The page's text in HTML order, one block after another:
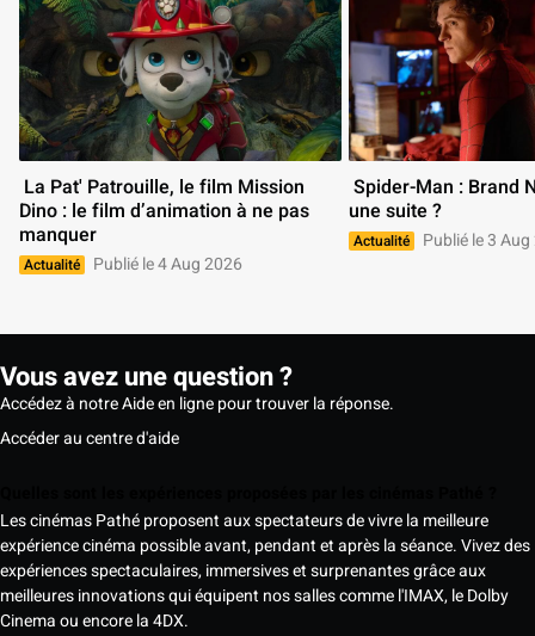
Dino : le film d’animation à ne pas
manquer
Actualité Publié le 4 Aug 2026
une suite ?
Actualité Publié le 3
Vous avez une question ?
Accédez à notre Aide en ligne pour trouver la réponse.
Accéder au centre d'aide
Les cinémas Pathé proposent aux spectateurs de vivre la meilleure
expérience cinéma possible avant, pendant et après la séance. Vivez des
expériences spectaculaires, immersives et surprenantes grâce aux
meilleures innovations qui équipent nos salles comme l'IMAX, le Dolby
Cinema ou encore la 4DX.